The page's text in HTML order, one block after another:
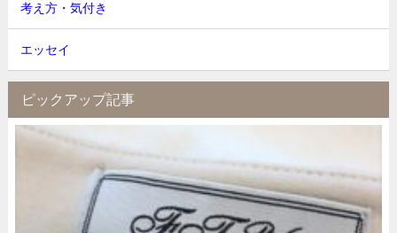
考え方・気付き
エッセイ
ピックアップ記事